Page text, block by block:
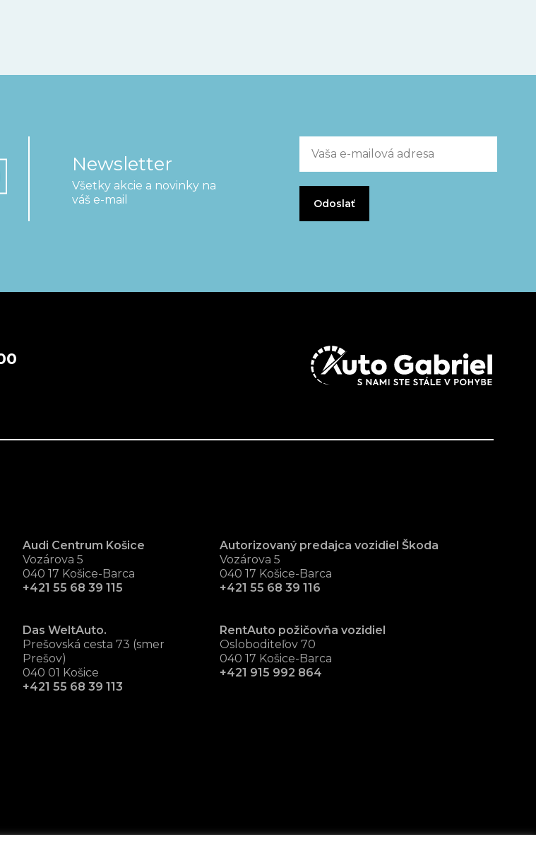
Newsletter
Všetky akcie a novinky na
váš e-mail
Audi Centrum Košice
Vozárova 5
040 17 Košice-Barca
+421 55 68 39 115
Das WeltAuto.
Prešovská cesta 73 (smer
Prešov)
040 01 Košice
+421 55 68 39 113
Autorizovaný predajca vozidiel Škoda
Vozárova 5
040 17 Košice-Barca
+421 55 68 39 116
RentAuto požičovňa vozidiel
Osloboditeľov 70
040 17 Košice-Barca
+421 915 992 864